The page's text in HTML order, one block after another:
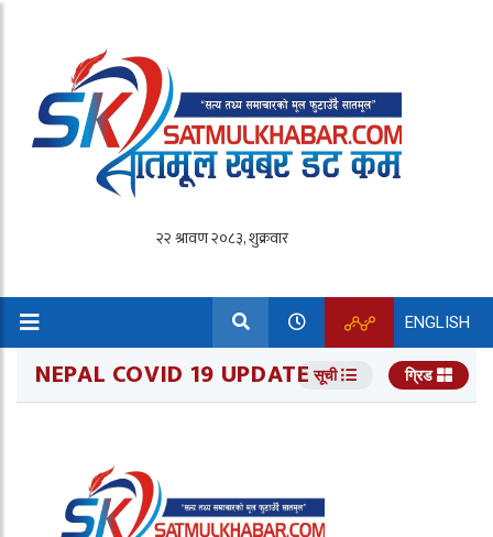
ENGLISH
NEPAL COVID 19 UPDATE सूची ग्रिड